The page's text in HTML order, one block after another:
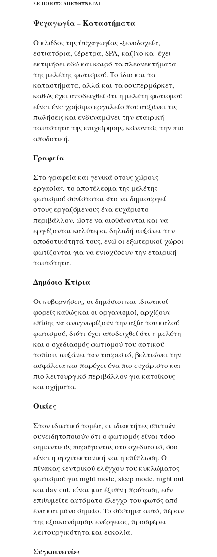
ΣΕ ΠΟΙΟΥΣ ΑΠΕΥΘΥΝΕΤΑΙ
Ψυχαγωγία – Καταστήματα
Ο κλάδος της ψυχαγωγίας -ξενοδοχεία,
εστιατόρια, θέρετρα, SPA, καζίνο κα- έχει
εκτιμήσει εδώ και καιρό τα πλεονεκτήματα
της μελέτης φωτισμού. Το ίδιο και τα
καταστήματα, αλλά και τα σουπερμάρκετ,
καθώς έχει αποδειχθεί ότι η μελέτη φωτισμού
είναι ένα χρήσιμο εργαλείο που αυξάνει τις
πωλήσεις και ενδυναμώνει την εταιρική
ταυτότητα της επιχείρησης, κάνοντάς την πιο
αποδοτική.
Γραφεία
Στα γραφεία και γενικά στους χώρους
εργασίας, το αποτέλεσμα της μελέτης
φωτισμού συνίσταται στο να δημιουργεί
στους εργαζόμενους ένα ευχάριστο
περιβάλλον, ώστε να αισθάνονται και να
εργάζονται καλύτερα, δηλαδή αυξάνει την
αποδοτικότητά τους, ενώ οι εξωτερικοί χώροι
φωτίζονται για να ενισχύσουν την εταιρική
ταυτότητα.
Δημόσια Κτίρια
Οι κυβερνήσεις, οι δημόσιοι και ιδιωτικοί
φορείς καθώς και οι οργανισμοί, αρχίζουν
επίσης να αναγνωρίζουν την αξία του καλού
φωτισμού, διότι έχει αποδειχθεί ότι η μελέτη
και ο σχεδιασμός φωτισμού του αστικού
τοπίου, αυξάνει τον τουρισμό, βελτιώνει την
ασφάλεια και παρέχει ένα πιο ευχάριστο και
πιο λειτουργικό περιβάλλον για κατοίκους
και οχήματα.
Οικίες
Στον ιδιωτικό τομέα, οι ιδιοκτήτες σπιτιών
συνειδητοποιούν ότι ο φωτισμός είναι τόσο
σημαντικός παράγοντας στο σχεδιασμό, όσο
είναι η αρχιτεκτονική και η επίπλωση. Ο
πίνακας κεντρικού ελέγχου του κυκλώματος
φωτισμού για night mode, sleep mode, night out
και day out, είναι μια έξυπνη πρόταση, εάν
επιθυμείτε αυτόματο έλεγχο του φωτός από
ένα και μόνο σημείο. Το σύστημα αυτό, πέραν
της εξοικονόμησης ενέργειας, προσφέρει
λειτουργικότητα και ευκολία.
Συγκοινωνίες